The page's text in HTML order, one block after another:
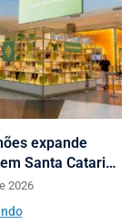
expande
Santa Catarina
Neumarkt
2026